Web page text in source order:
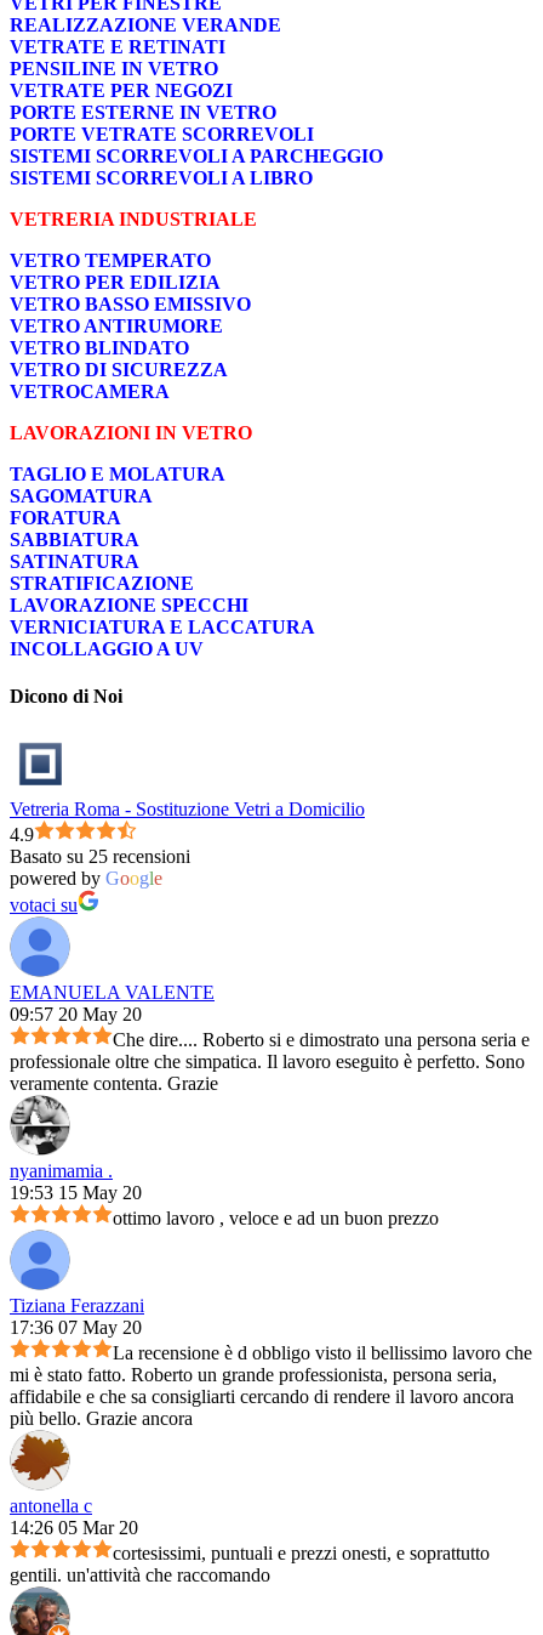
REALIZZAZIONE VERANDE
VETRATE E RETINATI
PENSILINE IN VETRO
VETRATE PER NEGOZI
PORTE ESTERNE IN VETRO
PORTE VETRATE SCORREVOLI
SISTEMI SCORREVOLI A PARCHEGGIO
SISTEMI SCORREVOLI A LIBRO
VETRERIA INDUSTRIALE
VETRO TEMPERATO
VETRO PER EDILIZIA
VETRO BASSO EMISSIVO
VETRO ANTIRUMORE
VETRO BLINDATO
VETRO DI SICUREZZA
VETROCAMERA
LAVORAZIONI IN VETRO
TAGLIO E MOLATURA
SAGOMATURA
FORATURA
SABBIATURA
SATINATURA
STRATIFICAZIONE
LAVORAZIONE SPECCHI
VERNICIATURA E LACCATURA
INCOLLAGGIO A UV
Dicono di Noi
Vetreria Roma - Sostituzione Vetri a Domicilio
4.9
Basato su 25 recensioni
powered by Google
votaci su
EMANUELA VALENTE
09:57 20 May 20
Che dire.... Roberto si e dimostrato una persona seria e
professionale oltre che simpatica. Il lavoro eseguito è perfetto. Sono
veramente contenta. Grazie
nyanimamia .
19:53 15 May 20
ottimo lavoro , veloce e ad un buon prezzo
Tiziana Ferazzani
17:36 07 May 20
La recensione è d obbligo visto il bellissimo lavoro che
mi è stato fatto. Roberto un grande professionista, persona seria,
affidabile e che sa consigliarti cercando di rendere il lavoro ancora
più bello. Grazie ancora
antonella c
14:26 05 Mar 20
cortesissimi, puntuali e prezzi onesti, e soprattutto
gentili. un'attività che raccomando